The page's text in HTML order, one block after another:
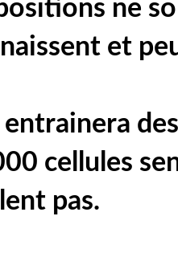
ne
et
cellules
pas.